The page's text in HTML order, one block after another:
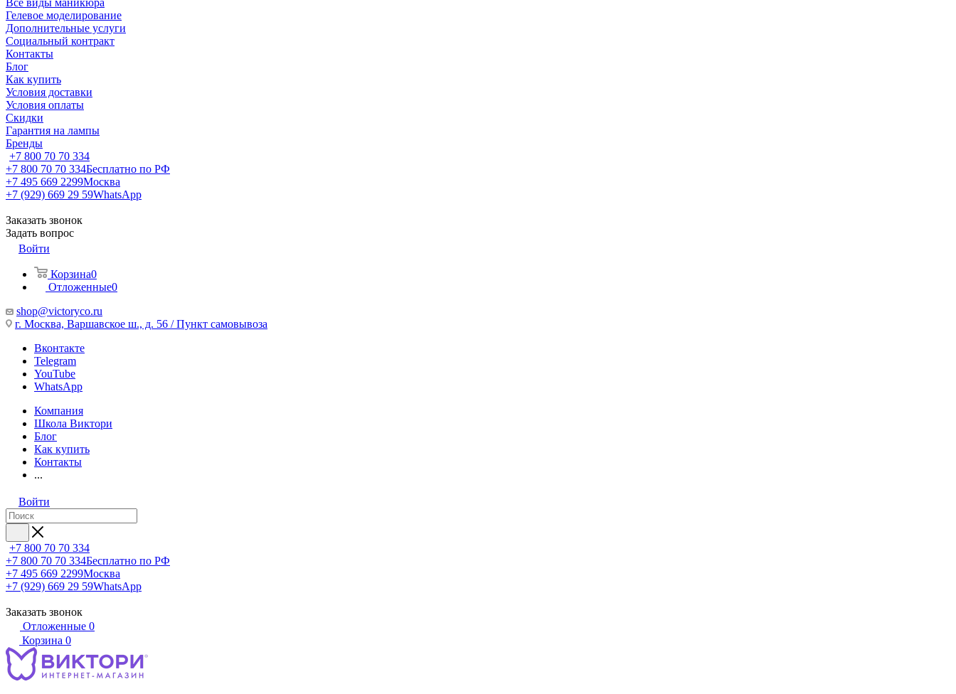
Все виды маникюра
Гелевое моделирование
Дополнительные услуги
Социальный контракт
Контакты
Блог
Как купить
Условия доставки
Условия оплаты
Скидки
Гарантия на лампы
Бренды
+7 800 70 70 334
+7 800 70 70 334Бесплатно по РФ
+7 495 669 2299Москва
+7 (929) 669 29 59WhatsApp
Заказать звонок
Задать вопрос
Войти
Корзина0
Отложенные0
shop@victoryco.ru
г. Москва, Варшавское ш., д. 56 / Пункт самовывоза
Вконтакте
Telegram
YouTube
WhatsApp
Компания
Школа Виктори
Блог
Как купить
Контакты
...
Войти
+7 800 70 70 334
+7 800 70 70 334Бесплатно по РФ
+7 495 669 2299Москва
+7 (929) 669 29 59WhatsApp
Заказать звонок
Отложенные 0
Корзина 0